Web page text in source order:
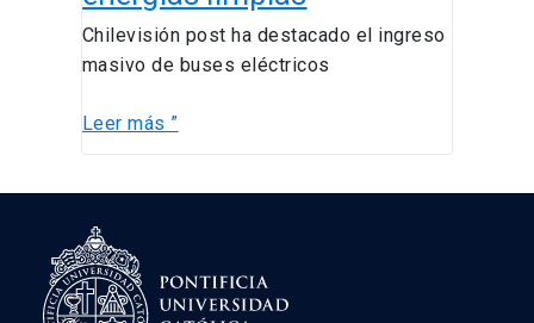
Chilevisión post ha destacado el ingreso
masivo de buses eléctricos
usar
energías
limpias
Leer más ”